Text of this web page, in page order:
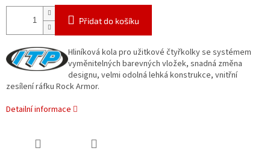
Přidat do košíku
Hliníková kola pro užitkové čtyřkolky se systémem
vyměnitelných barevných vložek, snadná změna
designu, velmi odolná lehká konstrukce, vnitřní
zesílení ráfku Rock Armor.
Detailní informace